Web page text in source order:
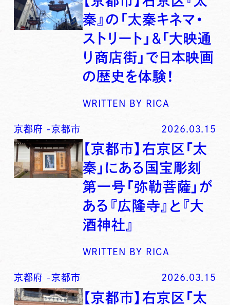
秦』の「太秦キネマ・
ストリート」＆「大映通
り商店街」で日本映画
の歴史を体験！
WRITTEN BY RICA
京都府 -京都市 2026.03.15
【京都市】右京区「太
秦」にある国宝彫刻
第一号「弥勒菩薩」が
ある『広隆寺』と『大
酒神社』
WRITTEN BY RICA
京都府 -京都市 2026.03.15
【京都市】右京区「太